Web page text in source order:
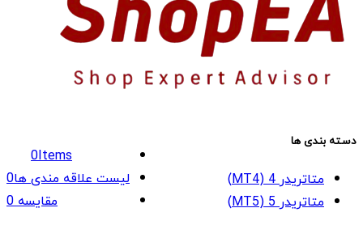
0Items
لیست علاقه مندی ها0
مقایسه0
دسته بندی ها
متاتریدر 4 (MT4)
متاتریدر 5 (MT5)